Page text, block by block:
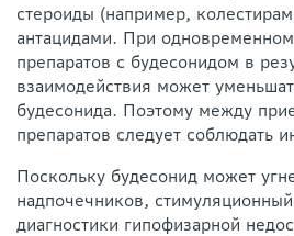
стероиды (например,
антацидами. При
препаратов с будесонидом в
взаимодействия может
будесонида. Поэтому между
препаратов следует соблюдать
Поскольку будесонид может
надпочечников,
диагностики гипофизарной